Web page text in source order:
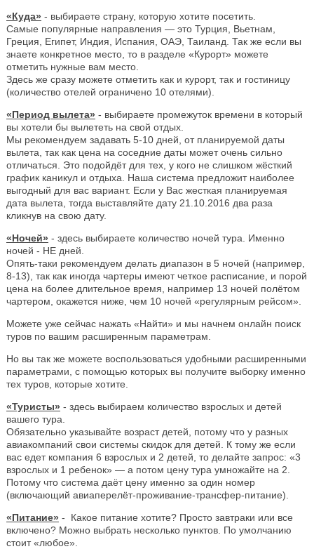
«Куда» - выбираете страну, которую хотите посетить.
Самые популярные направления — это Турция, Вьетнам,
Греция, Египет, Индия, Испания, ОАЭ, Таиланд. Так же если вы
знаете конкретное место, то в разделе «Курорт» можете
отметить нужные вам место.
Здесь же сразу можете отметить как и курорт, так и гостиницу
(количество отелей ограничено 10 отелями).
«Период вылета» - выбираете промежуток времени в который
вы хотели бы вылететь на свой отдых.
Мы рекомендуем задавать 5-10 дней, от планируемой даты
вылета, так как цена на соседние даты может очень сильно
отличаться. Это подойдёт для тех, у кого не слишком жёсткий
график каникул и отдыха. Наша система предложит наиболее
выгодный для вас вариант. Если у Вас жесткая планируемая
дата вылета, тогда выставляйте дату 21.10.2016 два раза
кликнув на свою дату.
«Ночей» - здесь выбираете количество ночей тура. Именно
ночей - НЕ дней.
Опять-таки рекомендуем делать диапазон в 5 ночей (например,
8-13), так как иногда чартеры имеют четкое расписание, и порой
цена на более длительное время, например 13 ночей полётом
чартером, окажется ниже, чем 10 ночей «регулярным рейсом».
Можете уже сейчас нажать «Найти» и мы начнем онлайн поиск
туров по вашим расширенным параметрам.
Но вы так же можете воспользоваться удобными расширенными
параметрами, с помощью которых вы получите выборку именно
тех туров, которые хотите.
«Туристы» - здесь выбираем количество взрослых и детей
вашего тура.
Обязательно указывайте возраст детей, потому что у разных
авиакомпаний свои системы скидок для детей. К тому же если
вас едет компания 6 взрослых и 2 детей, то делайте запрос: «3
взрослых и 1 ребенок» — а потом цену тура умножайте на 2.
Потому что система даёт цену именно за один номер
(включающий авиаперелёт-проживание-трансфер-питание).
«Питание» - Какое питание хотите? Просто завтраки или все
включено? Можно выбрать несколько пунктов. По умолчанию
стоит «любое».